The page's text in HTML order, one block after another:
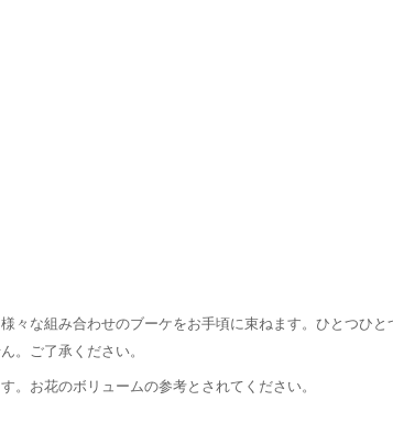
々な組み合わせのブーケをお手頃に束ねます。ひとつひと
。ご了承ください。
お花のボリュームの参考とされてください。